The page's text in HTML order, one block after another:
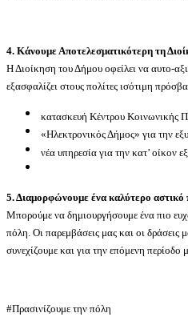
4. Κάνουμε Αποτελεσματικότερη τη
Η Διοίκηση του Δήμου οφείλει να αυτο-
εξασφαλίζει στους πολίτες ισότιμη
κατασκευή Κέντρου Κοινωνικής
«Ηλεκτρονικός Δήμος» για την
νέα υπηρεσία για την κατ’ οίκον
5. Διαμορφώνουμε ένα καλύτερο αστικό
Μπορούμε να δημιουργήσουμε ένα πιο
πόλη. Οι παρεμβάσεις μας και οι δράσεις
συνεχίζουμε και για την επόμενη περίοδο
#Πρασινίζουμε την πόλη